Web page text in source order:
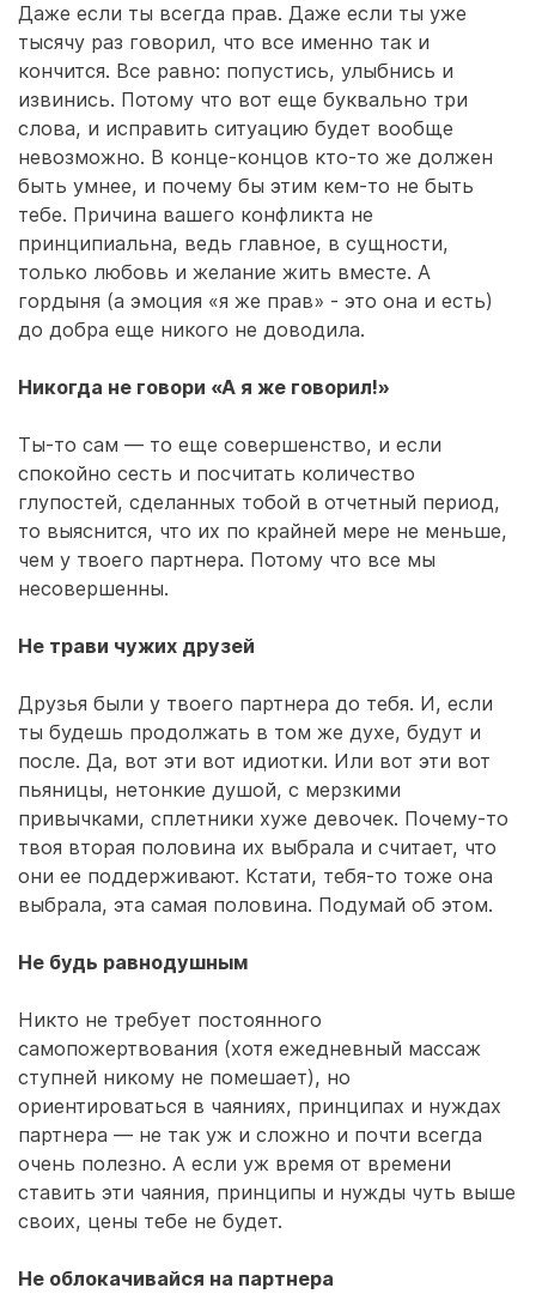
Даже если ты всегда прав. Даже если ты уже
тысячу раз говорил, что все именно так и
кончится. Все равно: попустись, улыбнись и
извинись. Потому что вот еще буквально три
слова, и исправить ситуацию будет вообще
невозможно. В конце-концов кто-то же должен
быть умнее, и почему бы этим кем-то не быть
тебе. Причина вашего конфликта не
принципиальна, ведь главное, в сущности,
только любовь и желание жить вместе. А
гордыня (а эмоция «я же прав» - это она и есть)
до добра еще никого не доводила.
Никогда не говори «А я же говорил!»
Ты-то сам — то еще совершенство, и если
спокойно сесть и посчитать количество
глупостей, сделанных тобой в отчетный период,
то выяснится, что их по крайней мере не меньше,
чем у твоего партнера. Потому что все мы
несовершенны.
Не трави чужих друзей
Друзья были у твоего партнера до тебя. И, если
ты будешь продолжать в том же духе, будут и
после. Да, вот эти вот идиотки. Или вот эти вот
пьяницы, нетонкие душой, с мерзкими
привычками, сплетники хуже девочек. Почему-то
твоя вторая половина их выбрала и считает, что
они ее поддерживают. Кстати, тебя-то тоже она
выбрала, эта самая половина. Подумай об этом.
Не будь равнодушным
Никто не требует постоянного
самопожертвования (хотя ежедневный массаж
ступней никому не помешает), но
ориентироваться в чаяниях, принципах и нуждах
партнера — не так уж и сложно и почти всегда
очень полезно. А если уж время от времени
ставить эти чаяния, принципы и нужды чуть выше
своих, цены тебе не будет.
Не облокачивайся на партнера